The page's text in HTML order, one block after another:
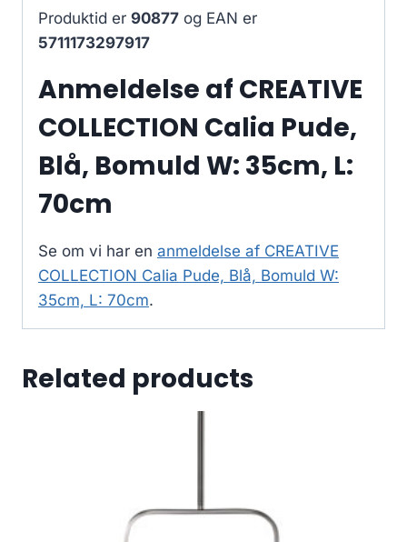
Produktid er 90877 og EAN er
5711173297917
Anmeldelse af CREATIVE
COLLECTION Calia Pude,
Blå, Bomuld W: 35cm, L:
70cm
Se om vi har en anmeldelse af CREATIVE
COLLECTION Calia Pude, Blå, Bomuld W:
35cm, L: 70cm.
Related products